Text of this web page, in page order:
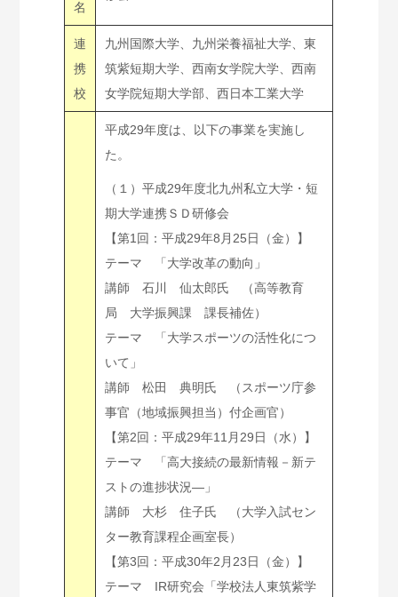
名
連
携
校
九州国際大学、九州栄養福祉大学、東
筑紫短期大学、西南女学院大学、西南
女学院短期大学部、西日本工業大学
平成29年度は、以下の事業を実施し
た。
（１）平成29年度北九州私立大学・短
期大学連携ＳＤ研修会
【第1回：平成29年8月25日（金）】
テーマ 「大学改革の動向」
講師 石川 仙太郎氏 （高等教育
局 大学振興課 課長補佐）
テーマ 「大学スポーツの活性化につ
いて」
講師 松田 典明氏 （スポーツ庁参
事官（地域振興担当）付企画官）
【第2回：平成29年11月29日（水）】
テーマ 「高大接続の最新情報－新テ
ストの進捗状況―」
講師 大杉 住子氏 （大学入試セン
ター教育課程企画室長）
【第3回：平成30年2月23日（金）】
テーマ IR研究会「学校法人東筑紫学